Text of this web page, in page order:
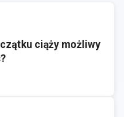
ciąży możliwy